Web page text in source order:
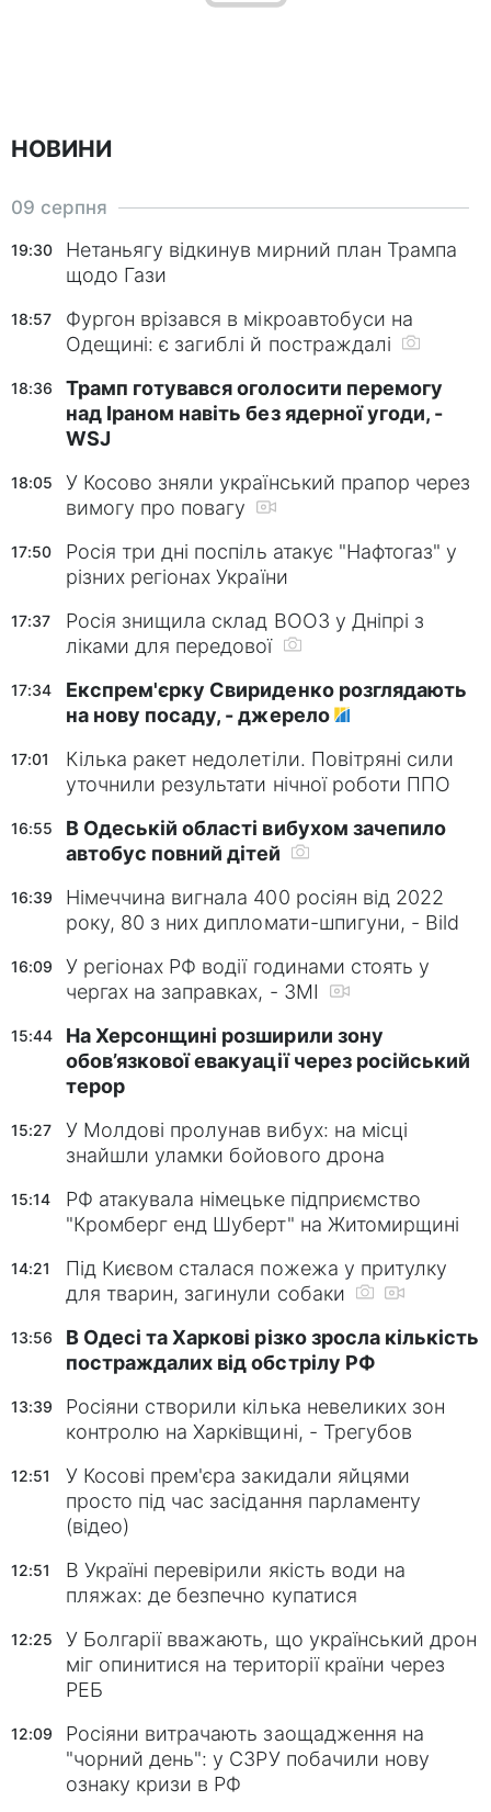
НОВИНИ
09 серпня
19:30
Нетаньягу відкинув мирний план Трампа
щодо Гази
18:57
Фургон врізався в мікроавтобуси на
Одещині: є загиблі й постраждалі
18:36
Трамп готувався оголосити перемогу
над Іраном навіть без ядерної угоди, -
WSJ
18:05
У Косово зняли український прапор через
вимогу про повагу
17:50
Росія три дні поспіль атакує "Нафтогаз" у
різних регіонах України
17:37
Росія знищила склад ВООЗ у Дніпрі з
ліками для передової
17:34
Експрем'єрку Свириденко розглядають
на нову посаду, - джерело
17:01
Кілька ракет недолетіли. Повітряні сили
уточнили результати нічної роботи ППО
16:55
В Одеській області вибухом зачепило
автобус повний дітей
16:39
Німеччина вигнала 400 росіян від 2022
року, 80 з них дипломати-шпигуни, - Bild
16:09
У регіонах РФ водії годинами стоять у
чергах на заправках, - ЗМІ
15:44
На Херсонщині розширили зону
обов’язкової евакуації через російський
терор
15:27
У Молдові пролунав вибух: на місці
знайшли уламки бойового дрона
15:14
РФ атакувала німецьке підприємство
"Кромберг енд Шуберт" на Житомирщині
14:21
Під Києвом сталася пожежа у притулку
для тварин, загинули собаки
13:56
В Одесі та Харкові різко зросла кількість
постраждалих від обстрілу РФ
13:39
Росіяни створили кілька невеликих зон
контролю на Харківщині, - Трегубов
12:51
У Косові прем'єра закидали яйцями
просто під час засідання парламенту
(відео)
12:51
В Україні перевірили якість води на
пляжах: де безпечно купатися
12:25
У Болгарії вважають, що український дрон
міг опинитися на території країни через
РЕБ
12:09
Росіяни витрачають заощадження на
"чорний день": у СЗРУ побачили нову
ознаку кризи в РФ